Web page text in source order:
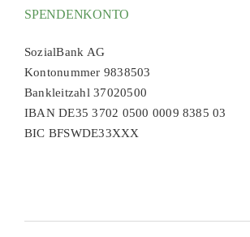
SPENDENKONTO
SozialBank AG
Kontonummer 9838503
Bankleitzahl 37020500
IBAN DE35 3702 0500 0009 8385 03
BIC BFSWDE33XXX